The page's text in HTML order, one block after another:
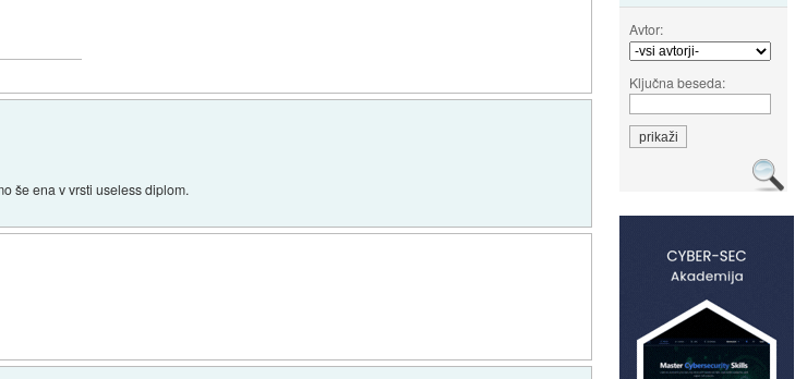
Avtor:
Ključna beseda:
še ena v vrsti useless diplom.